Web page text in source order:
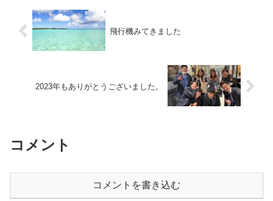
飛行機みてきました
2023年もありがとうございました。
コメント
コメントを書き込む